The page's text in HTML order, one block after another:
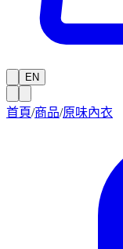
EN
首頁/商品/原味內衣